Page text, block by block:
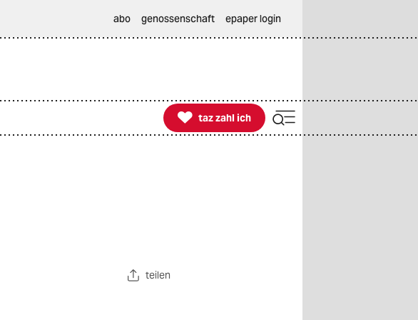
abo genossenschaft epaper login

taz zahl ich
taz zahl ich
teilen